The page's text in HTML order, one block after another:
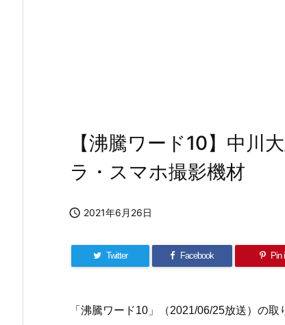
【沸騰ワード10】中川
ラ・スマホ撮影機材
 2021年6月26日
Twitter Facebook Pin
「沸騰ワード10」（2021/06/25放送）の